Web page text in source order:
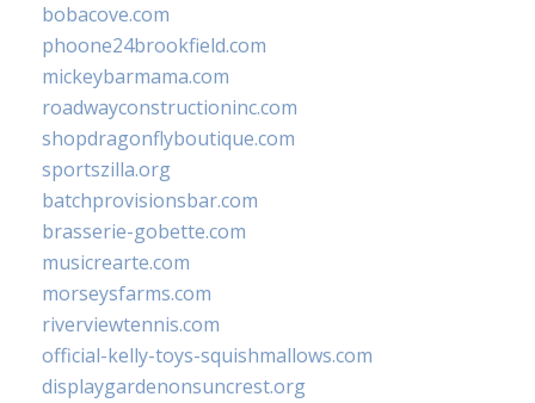
bobacove.com
phoone24brookfield.com
mickeybarmama.com
roadwayconstructioninc.com
shopdragonflyboutique.com
sportszilla.org
batchprovisionsbar.com
brasserie-gobette.com
musicrearte.com
morseysfarms.com
riverviewtennis.com
official-kelly-toys-squishmallows.com
displaygardenonsuncrest.org